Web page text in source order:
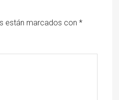
están marcados con *